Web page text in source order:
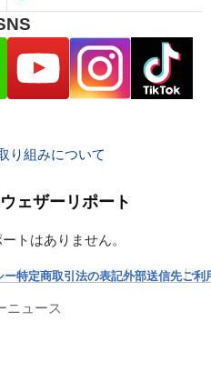
り組みについて
ェザーリポート
トはありません。
ー特定商取引法の表記外部送信先ご利
ニュース